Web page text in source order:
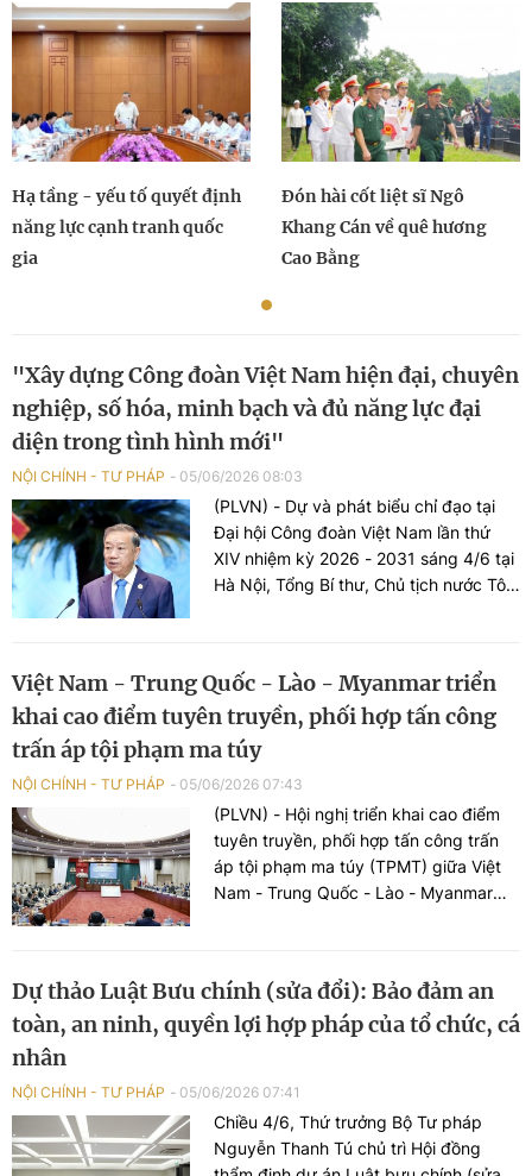
Hạ tầng - yếu tố quyết định
năng lực cạnh tranh quốc
gia
Đón hài cốt liệt sĩ Ngô
Khang Cán về quê hương
Cao Bằng
"Xây dựng Công đoàn Việt Nam hiện đại, chuyên
nghiệp, số hóa, minh bạch và đủ năng lực đại
diện trong tình hình mới"
NỘI CHÍNH - TƯ PHÁP 05/06/2026 08:03
(PLVN) - Dự và phát biểu chỉ đạo tại
Đại hội Công đoàn Việt Nam lần thứ
XIV nhiệm kỳ 2026 - 2031 sáng 4/6 tại
Hà Nội, Tổng Bí thư, Chủ tịch nước Tô
mới để Công đoàn thực sự là chỗ dựa
tin cậy của người lao động, cầu nối
giữa Đảng, Nhà nước với giai cấp công
nhân và lực lượng quan trọng trong
xây dựng đất nước.
Việt Nam - Trung Quốc - Lào - Myanmar triển
khai cao điểm tuyên truyền, phối hợp tấn công
trấn áp tội phạm ma túy
NỘI CHÍNH - TƯ PHÁP 05/06/2026 07:43
(PLVN) - Hội nghị triển khai cao điểm
tuyên truyền, phối hợp tấn công trấn
áp tội phạm ma túy (TPMT) giữa Việt
Nam - Trung Quốc - Lào - Myanmar
(PCMT) các Bộ, ngành chức năng 4
quốc gia.
Dự thảo Luật Bưu chính (sửa đổi): Bảo đảm an
toàn, an ninh, quyền lợi hợp pháp của tổ chức, cá
nhân
NỘI CHÍNH - TƯ PHÁP 05/06/2026 07:41
Chiều 4/6, Thứ trưởng Bộ Tư pháp
Nguyễn Thanh Tú chủ trì Hội đồng